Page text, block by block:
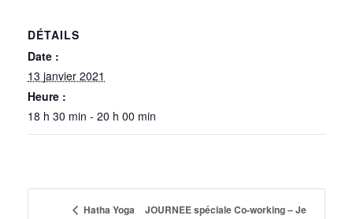
DÉTAILS
Date :
13 janvier 2021
Heure :
18 h 30 min - 20 h 00 min
Hatha Yoga
JOURNEE spéciale Co-working – Je